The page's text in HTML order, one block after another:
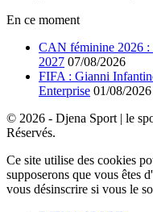
En ce moment
CAN féminine 2026 :
2027 07/08/2026
FIFA : Gianni
Enterprise 01/08/2026
© 2026 - Djena Sport | le
Réservés.
Ce site utilise des cookies
supposerons que vous êtes
vous désinscrire si vous le